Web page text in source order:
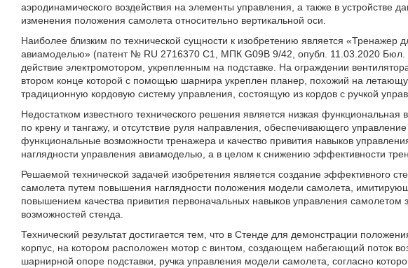
аэродинамического воздействия на элементы управления, а также в устройстве
изменения положения самолета относительно вертикальной оси.
Наиболее близким по технической сущности к изобретению является «Тренажер
авиамоделью» (патент № RU 2716370 C1, МПК G09B 9/42, опубл. 11.03.2020
действие электромотором, укрепленным на подставке. На ограждении
втором конце которой с помощью шарнира укреплен планер, похожий на
традиционную кордовую систему управления, состоящую из кордов с ручкой
Недостатком известного технического решения является низкая
по крену и тангажу, и отсутствие руля направления, обеспечивающего
функциональные возможности тренажера и качество привития навыков
наглядности управления авиамоделью, а в целом к снижению эффективности
Решаемой технической задачей изобретения является создание эффективного
самолета путем повышения наглядности положения модели самолета,
повышением качества привития первоначальных навыков управления
возможностей стенда.
Технический результат достигается тем, что в Стенде для демонстрации
корпус, на котором расположен мотор с винтом, создающем набегающий поток
шарнирной опоре подставки, ручка управления модели самолета, согласно